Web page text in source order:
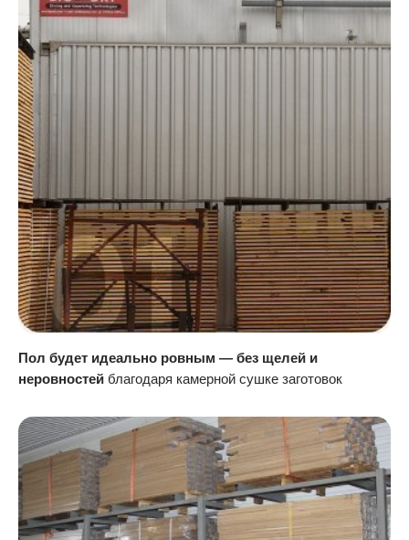
Пол будет идеально ровным — без щелей и
неровностей благодаря камерной сушке заготовок